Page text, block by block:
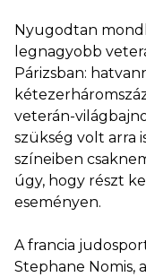
Nyugodtan
legnagyobb
Párizsban:
veterán-
szükség volt arra
színeiben
úgy, hogy részt
eseményen.
A francia
Stephane Nomis,